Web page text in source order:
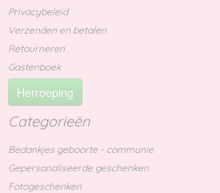
Privacybeleid
Verzenden en betalen
Retourneren
Gastenboek
Herroeping
Categorieën
Bedankjes geboorte - communie
Gepersonaliseerde geschenken
Fotogeschenken